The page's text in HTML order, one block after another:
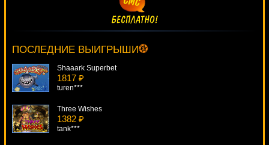
ПОСЛЕДНИЕ ВЫИГРЫШИ
loto***
Shaaark Superbet
1817 ₽
turen***
Three Wishes
1382 ₽
tank***